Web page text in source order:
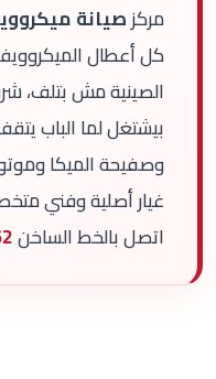
مركزصيانة
كل أعطال
الصينية مش بتلف،
بيشتغل لما الباب
وصفيحة الميكا
اتصل بالخط الساخن